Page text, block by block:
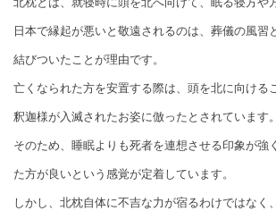
日本で縁起が悪いと敬遠されるのは、葬儀の風習
結びついたことが理由です。
亡くなられた方を安置する際は、頭を北に向ける
釈迦様が入滅されたお姿に倣ったとされています。
そのため、睡眠よりも死者を連想させる印象が強
た方が良いという感覚が定着しています。
しかし、北枕自体に不吉な力が宿るわけではなく